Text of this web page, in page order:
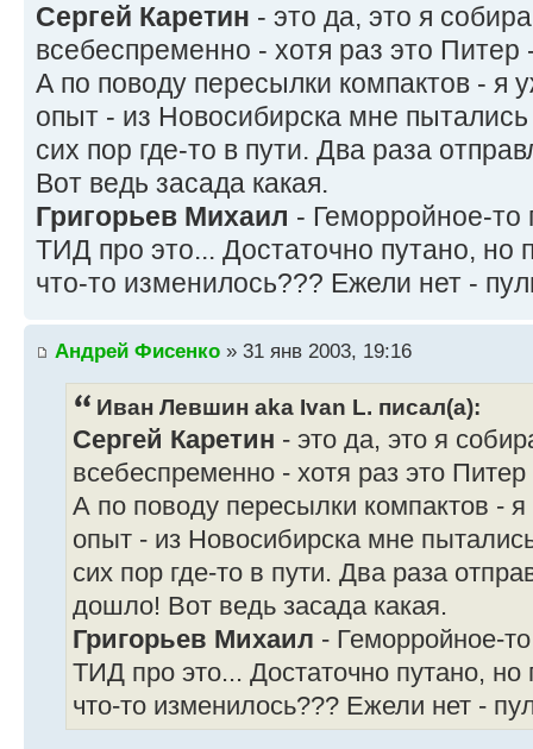
Сергей Каретин - это да, это я
всебеспременно - хотя раз это Питер
А по поводу пересылки компактов - я
опыт - из Новосибирска мне
сих пор где-то в пути. Два раза
Вот ведь засада какая.
Григорьев Михаил - Геморройное-
ТИД про это... Достаточно путано, но
что-то изменилось??? Ежели нет -
Андрей Фисенко » 31 янв 2003, 19:16
Иван Левшин aka Ivan L. писал(а):
Сергей Каретин - это да, это я
всебеспременно - хотя раз это
А по поводу пересылки компактов -
опыт - из Новосибирска мне
сих пор где-то в пути. Два раза
дошло! Вот ведь засада какая.
Григорьев Михаил - Геморройное-
ТИД про это... Достаточно путано,
что-то изменилось??? Ежели нет -